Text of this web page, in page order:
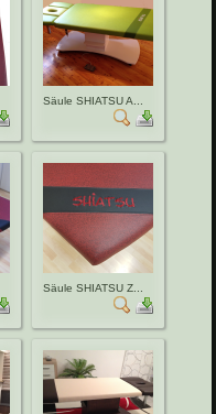
Säule SHIATSU A...
Säule SHIATSU Z...